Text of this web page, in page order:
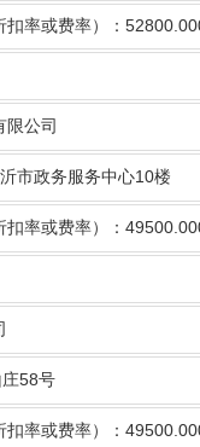
率或费率）：
公司
市政务服务中心10楼
率或费率）：
58号
率或费率）：